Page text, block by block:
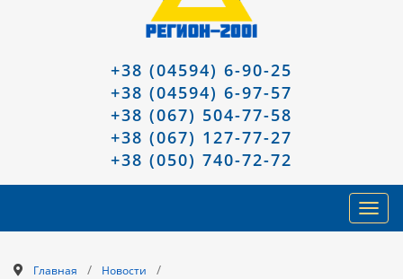
+38 (04594) 6-90-25
+38 (04594) 6-97-57
+38 (067) 504-77-58
+38 (067) 127-77-27
+38 (050) 740-72-72
Главная / Новости /